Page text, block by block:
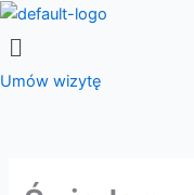
Przejdź
do
Menu
Umów wizytę